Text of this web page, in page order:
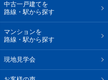
中古一戸建てを
路線・駅から探す
マンションを
路線・駅から探す
現地見学会